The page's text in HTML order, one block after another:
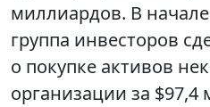
миллиардов. В
группа инвесторов
о покупке активов
организации за